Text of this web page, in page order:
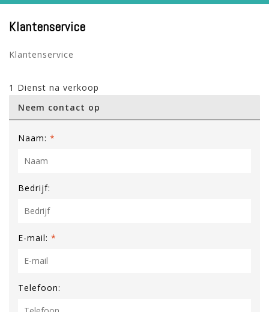
Klantenservice
Klantenservice
1 Dienst na verkoop
Neem contact op
Naam: *
Bedrijf:
E-mail: *
Telefoon: